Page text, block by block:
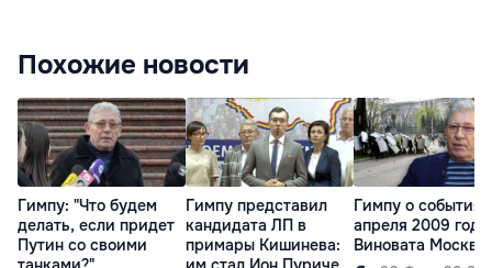
Похожие новости
Гимпу: "Что будем
делать, если придет
Путин со своими
Гимпу представил
кандидата ЛП в
примары Кишинева:
Гимпу о событиях
апреля 2009 года:
Виновата Москва